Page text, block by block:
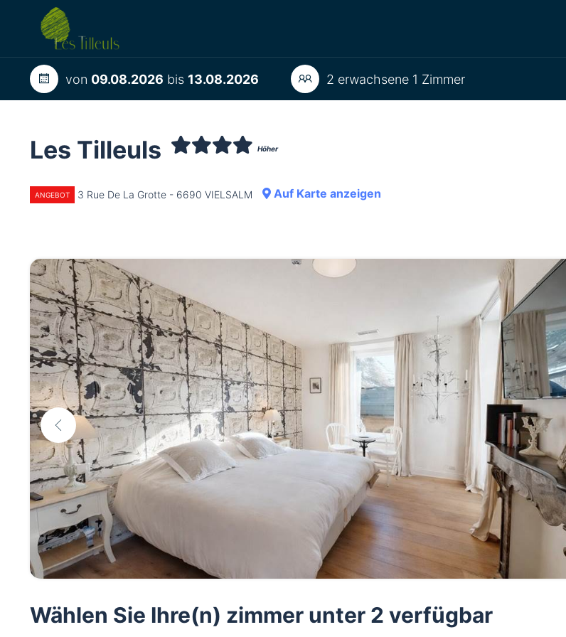
von 09.08.2026 bis 13.08.2026 2 erwachsene 1 Zimmer
Les Tilleuls Höher
ANGEBOT 3 Rue De La Grotte - 6690 VIELSALM Auf Karte anzeigen
Wählen Sie Ihre(n) zimmer unter 2 verfügbar